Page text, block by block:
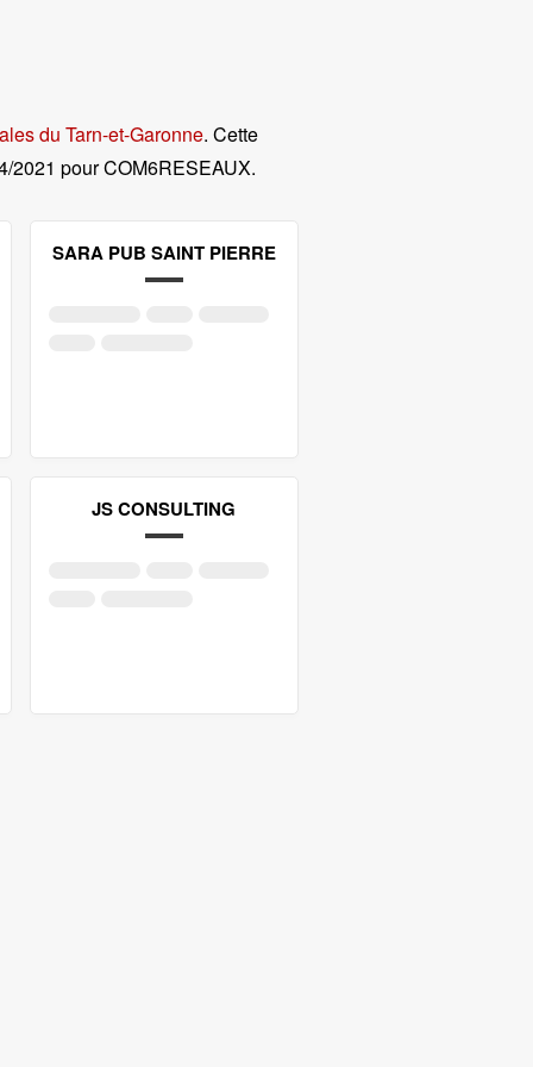
du Tarn-et-Garonne. Cette
2021 pour COM6RESEAUX.
SARA PUB SAINT PIERRE
JS CONSULTING